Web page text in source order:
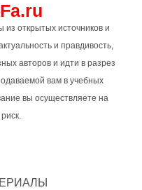
открытых источников и
и правдивость,
авторов и идти в разрез
вам в учебных
вы осуществляете на